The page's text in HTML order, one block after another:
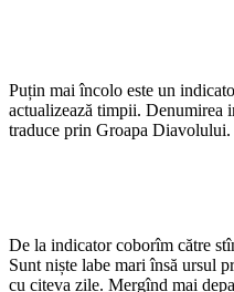
Puțin mai încolo este un
actualizează timpii. Denumirea
traduce prin Groapa Diavolului.
De la indicator coborîm către
Sunt niște labe mari însă ursul
cu citeva zile. Mergînd mai